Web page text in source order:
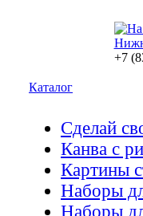
+7
Каталог
Сделай
Канва с
Картины
Наборы
Наборы